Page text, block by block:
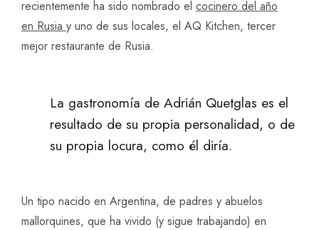
recientemente ha sido nombrado el cocinero del año
en Rusia y uno de sus locales, el AQ Kitchen, tercer
mejor restaurante de Rusia.
La gastronomía de Adrián Quetglas es el
resultado de su propia personalidad, o de
su propia locura, como él diría.
Un tipo nacido en Argentina, de padres y abuelos
mallorquines, que ha vivido (y sigue trabajando) en